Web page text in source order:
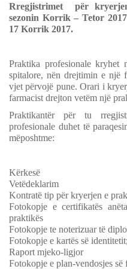
Rregjistrimet për
sezonin Korrik – Tetor
17 Korrik 2017.
Praktika profesionale kryhet
spitalore, nën drejtimin e një
vjet përvojë pune. Orari i
farmacist drejton vetëm një
Praktikantër për tu
profesionale duhet të
mëposhtme:
Kërkesë
Vetëdeklarim
Kontratë tip për kryerjen e
Fotokopje e certifikatës
praktikës
Fotokopje te noterizuar të
Fotokopje e kartës së identitetit;
Raport mjeko-ligjor
Fotokopje e plan-vendosjes së